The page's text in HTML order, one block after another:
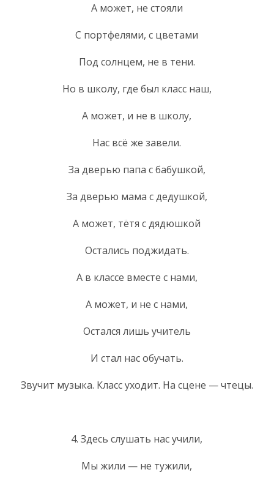
А может, не стояли
С портфелями, с цветами
Под солнцем, не в тени.
Но в школу, где был класс наш,
А может, и не в школу,
Нас всё же завели.
За дверью папа с бабушкой,
За дверью мама с дедушкой,
А может, тётя с дядюшкой
Остались поджидать.
А в классе вместе с нами,
А может, и не с нами,
Остался лишь учитель
И стал нас обучать.
Звучит музыка. Класс уходит. На сцене — чтецы.
4. Здесь слушать нас учили,
Мы жили — не тужили,